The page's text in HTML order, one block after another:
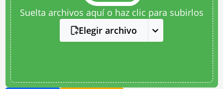
Suelta archivos aquí o haz clic para subirlos
Elegir archivo